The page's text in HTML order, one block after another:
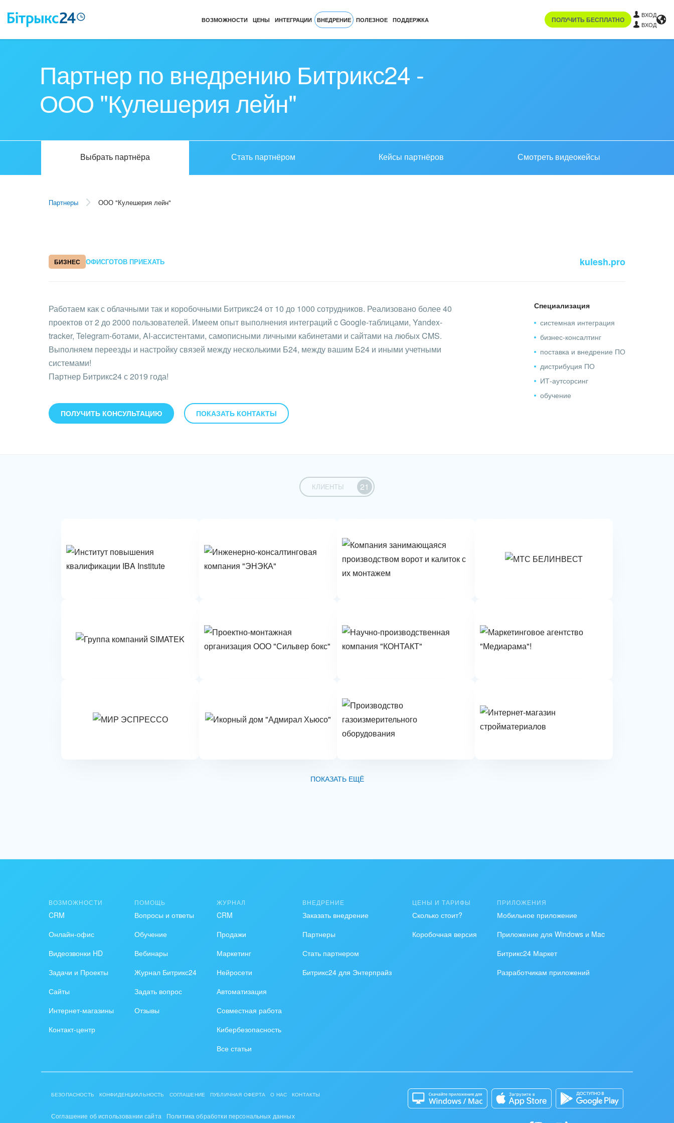
ВОЗМОЖНОСТИ ЦЕНЫ ИНТЕГРАЦИИ ВНЕДРЕНИЕ ПОЛЕЗНОЕ ПОДДЕРЖКА ПОЛУЧИТЬ БЕСПЛАТНО
ВХОД
ВХОД
Партнер по внедрению Битрикс24 -
ООО "Кулешерия лейн"
Выбрать партнёра Стать партнёром Кейсы партнёров Смотреть видеокейсы
Партнеры ООО "Кулешерия лейн"
БИЗНЕС ОФИСГОТОВ ПРИЕХАТЬ kulesh.pro
Работаем как с облачными так и коробочными Битрикс24 от 10 до 1000 сотрудников. Реализовано более 40
проектов от 2 до 2000 пользователей. Имеем опыт выполнения интеграций c Google-таблицами, Yandex-
tracker, Telegram-ботами, AI-ассистентами, самописными личными кабинетами и сайтами на любых CMS.
Выполняем переезды и настройку связей между несколькими Б24, между вашим Б24 и иными учетными
системами!
Партнер Битрикс24 с 2019 года!
ПОЛУЧИТЬ КОНСУЛЬТАЦИЮ ПОКАЗАТЬ КОНТАКТЫ
Специализация
системная интеграция
бизнес-консалтинг
поставка и внедрение ПО
дистрибуция ПО
ИТ-аутсорсинг
обучение
КЛИЕНТЫ 21
ПОКАЗАТЬ ЕЩЁ
ВОЗМОЖНОСТИ
CRM
Онлайн-офис
Видеозвонки HD
Задачи и Проекты
Сайты
Интернет-магазины
Контакт-центр
ПОМОЩЬ
Вопросы и ответы
Обучение
Вебинары
Журнал Битрикс24
Задать вопрос
Отзывы
ЖУРНАЛ
CRM
Продажи
Маркетинг
Нейросети
Автоматизация
Совместная работа
Кибербезопасность
Все статьи
ВНЕДРЕНИЕ
Заказать внедрение
Партнеры
Стать партнером
Битрикс24 для Энтерпрайз
ЦЕНЫ И ТАРИФЫ
Сколько стоит?
Коробочная версия
ПРИЛОЖЕНИЯ
Мобильное приложение
Приложение для Windows и Mac
Битрикс24 Маркет
Разработчикам приложений
БЕЗОПАСНОСТЬ КОНФИДЕНЦИАЛЬНОСТЬ СОГЛАШЕНИЕ ПУБЛИЧНАЯ ОФЕРТА О НАС КОНТАКТЫ
Соглашение об использовании сайта Политика обработки персональных данных